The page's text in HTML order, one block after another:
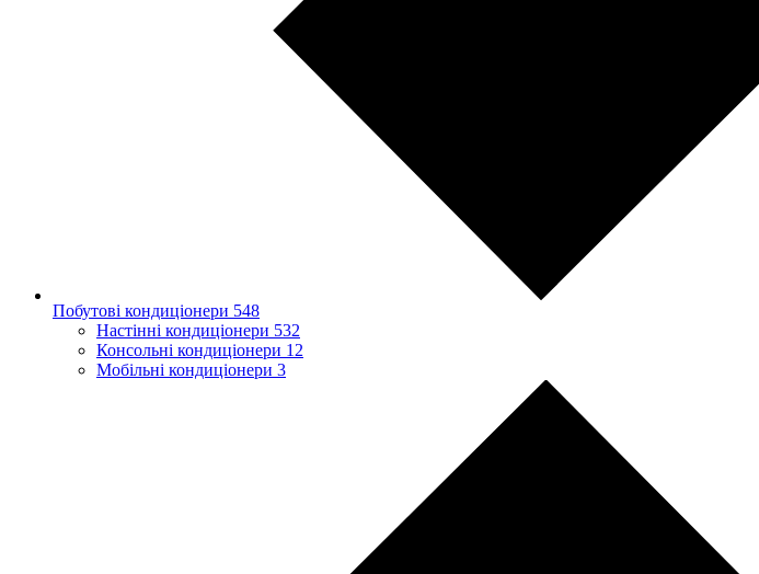
Побутові кондиціонери 548
Настінні кондиціонери 532
Консольні кондиціонери 12
Мобільні кондиціонери 3